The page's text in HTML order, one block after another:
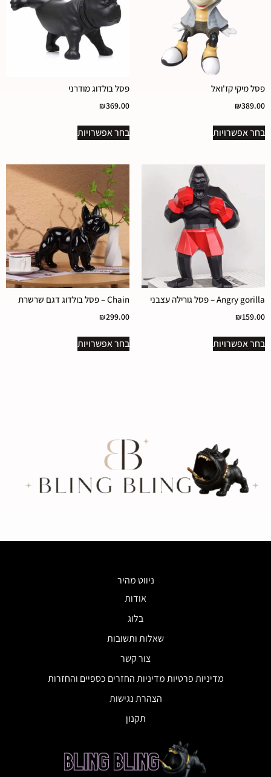
פסל מיקי קז'ואל
₪389.00
בחר אפשרויות
פסל בולדוג מודרני
₪369.00
בחר אפשרויות
Angry gorilla – פסל גורילה עצבני
₪159.00
בחר אפשרויות
Chain – פסל בולדוג דגם שרשרת
₪299.00
בחר אפשרויות
ניווט מהיר
אודות
בלוג
שאלות ותשובות
צור קשר
מדיניות פרטיות מדיניות החזרים כספיים והחזרות
הצהרת נגישות
תקנון